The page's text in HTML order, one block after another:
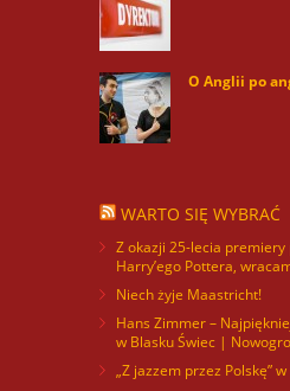
O Anglii po
WARTO SIĘ WYBRAĆ
Z okazji 25-lecia premiery
Harry’ego Pottera,
Niech żyje Maastricht!
Hans Zimmer –
w Blasku Świec |
„Z jazzem przez Polskę”